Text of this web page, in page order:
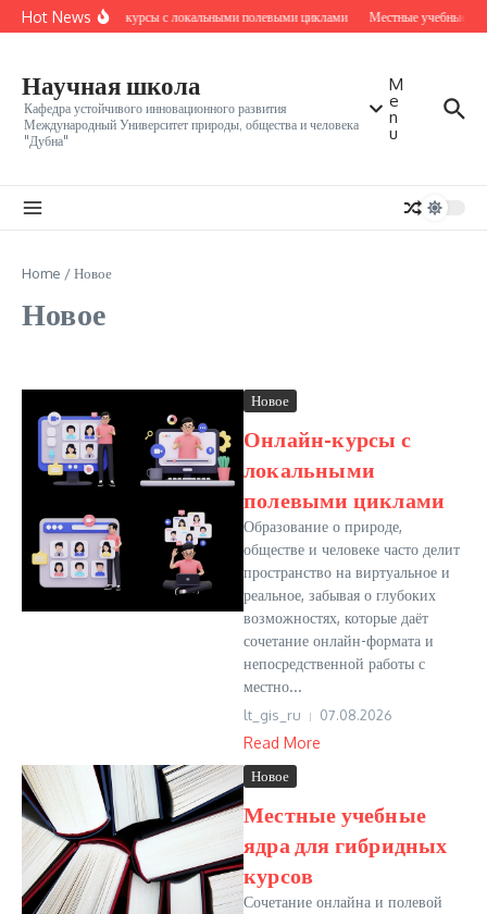
Перейти к содержанию
Hot NewsОнлайн-курсы с локальными полевыми циклами Местные учебные
Научная школа
Кафедра устойчивого инновационного развития
Международный Университет природы, общества и человека
"Дубна"
M
e
n
u
Home /Новое
Новое
Новое
Онлайн-курсы с
локальными
полевыми циклами
Образование о природе,
обществе и человеке часто делит
пространство на виртуальное и
реальное, забывая о глубоких
возможностях, которые даёт
сочетание онлайн-формата и
непосредственной работы с
местно...
lt_gis_ru 07.08.2026
Read More
Новое
Местные учебные
ядра для гибридных
курсов
Сочетание онлайна и полевой